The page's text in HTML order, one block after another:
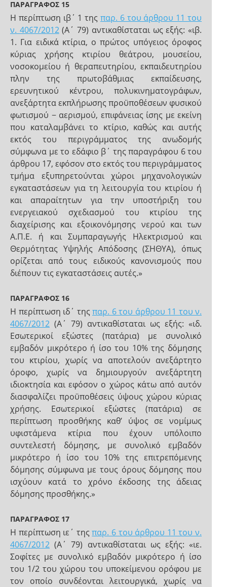
ΠΑΡΑΓΡΑΦΟΣ 15
Η περίπτωση ιβ΄ 1 της παρ. 6 του άρθρου 11 του
ν. 4067/2012(Α΄ 79) αντικαθίσταται ως εξής: «ιβ.
1. Για ειδικά κτίρια, ο πρώτος υπόγειος όροφος
κύριας χρήσης κτιρίου θεάτρου, μουσείου,
νοσοκομείου ή θεραπευτηρίου, εκπαιδευτηρίου
πλην της πρωτοβάθμιας εκπαίδευσης,
ερευνητικού κέντρου, πολυκινηματογράφων,
ανεξάρτητα εκπλήρωσης προϋποθέσεων φυσικού
φωτισμού − αερισμού, επιφάνειας ίσης με εκείνη
που καταλαμβάνει το κτίριο, καθώς και αυτής
εκτός του περιγράμματος της ανωδομής
σύμφωνα με το εδάφιο β΄ της παραγράφου 6 του
άρθρου 17, εφόσον στο εκτός του περιγράμματος
τμήμα εξυπηρετούνται χώροι μηχανολογικών
εγκαταστάσεων για τη λειτουργία του κτιρίου ή
και απαραίτητων για την υποστήριξη του
ενεργειακού σχεδιασμού του κτιρίου της
διαχείρισης και εξοικονόμησης νερού και των
Α.Π.Ε. ή και Συμπαραγωγής Ηλεκτρισμού και
Θερμότητας Υψηλής Απόδοσης (ΣΗΘΥΑ), όπως
ορίζεται από τους ειδικούς κανονισμούς που
διέπουν τις εγκαταστάσεις αυτές.»
ΠΑΡΑΓΡΑΦΟΣ 16
Η περίπτωση ιδ΄ της παρ. 6 του άρθρου 11 του ν.
4067/2012 (Α΄ 79) αντικαθίσταται ως εξής: «ιδ.
Εσωτερικοί εξώστες (πατάρια) με συνολικό
εμβαδόν μικρότερο ή ίσο του 10% της δόμησης
του κτιρίου, χωρίς να αποτελούν ανεξάρτητο
όροφο, χωρίς να δημιουργούν ανεξάρτητη
ιδιοκτησία και εφόσον ο χώρος κάτω από αυτόν
διασφαλίζει προϋποθέσεις ύψους χώρου κύριας
χρήσης. Εσωτερικοί εξώστες (πατάρια) σε
περίπτωση προσθήκης καθ’ ύψος σε νομίμως
υφιστάμενα κτίρια που έχουν υπόλοιπο
συντελεστή δόμησης, με συνολικό εμβαδόν
μικρότερο ή ίσο του 10% της επιτρεπόμενης
δόμησης σύμφωνα με τους όρους δόμησης που
ισχύουν κατά το χρόνο έκδοσης της άδειας
δόμησης προσθήκης.»
ΠΑΡΑΓΡΑΦΟΣ 17
Η περίπτωση ιε΄ τηςπαρ. 6 του άρθρου 11 του ν.
4067/2012 (Α΄ 79) αντικαθίσταται ως εξής: «ιε.
Σοφίτες με συνολικό εμβαδόν μικρότερο ή ίσο
του 1/2 του χώρου του υποκείμενου ορόφου με
τον οποίο συνδέονται λειτουργικά, χωρίς να